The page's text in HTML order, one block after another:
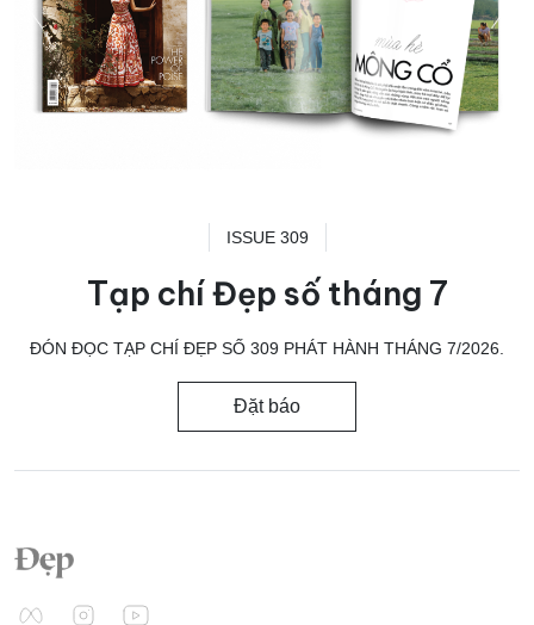
ISSUE 309
Tạp chí Đẹp số tháng 7
ĐÓN ĐỌC TẠP CHÍ ĐẸP SỐ 309 PHÁT HÀNH THÁNG 7/2026.
Đặt báo